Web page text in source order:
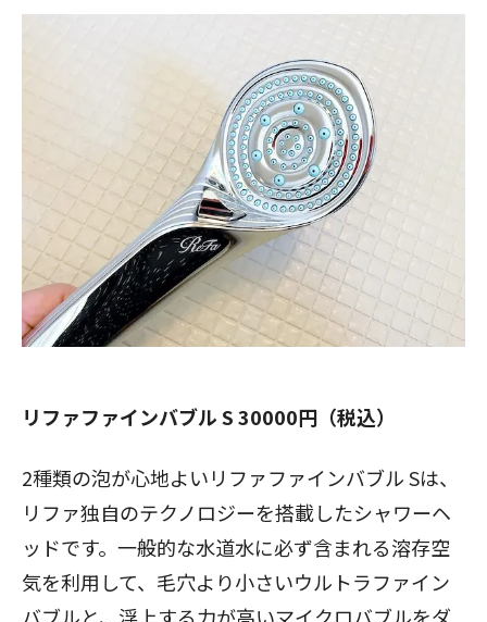
リファファインバブル S 30000円（税込）
2種類の泡が心地よいリファファインバブル Sは、
リファ独自のテクノロジーを搭載したシャワーヘ
ッドです。一般的な水道水に必ず含まれる溶存空
気を利用して、毛穴より小さいウルトラファイン
バブルと、浮上する力が高いマイクロバブルをダ